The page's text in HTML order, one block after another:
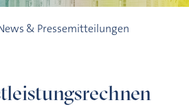
& Pressemitteilungen